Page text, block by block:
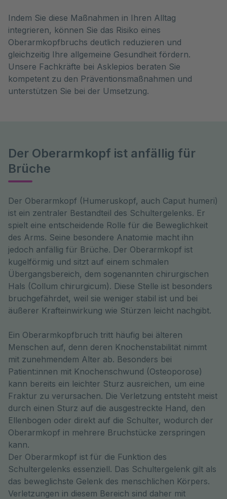
Indem Sie diese Maßnahmen in Ihren Alltag
integrieren, können Sie das Risiko eines
Oberarmkopfbruchs deutlich reduzieren und
gleichzeitig Ihre allgemeine Gesundheit fördern.
Unsere Fachkräfte bei Asklepios beraten Sie
kompetent zu den Präventionsmaßnahmen und
unterstützen Sie bei der Umsetzung.
Der Oberarmkopf ist anfällig für
Brüche
Der Oberarmkopf (Humeruskopf, auch Caput humeri)
ist ein zentraler Bestandteil des Schultergelenks. Er
spielt eine entscheidende Rolle für die Beweglichkeit
des Arms. Seine besondere Anatomie macht ihn
jedoch anfällig für Brüche. Der Oberarmkopf ist
kugelförmig und sitzt auf einem schmalen
Übergangsbereich, dem sogenannten chirurgischen
Hals (Collum chirurgicum). Diese Stelle ist besonders
bruchgefährdet, weil sie weniger stabil ist und bei
äußerer Krafteinwirkung wie Stürzen leicht nachgibt.
Ein Oberarmkopfbruch tritt häufig bei älteren
Menschen auf, denn deren Knochenstabilität nimmt
mit zunehmendem Alter ab. Besonders bei
Patient:innen mit Knochenschwund (Osteoporose)
kann bereits ein leichter Sturz ausreichen, um eine
Fraktur zu verursachen. Die Verletzung entsteht meist
durch einen Sturz auf die ausgestreckte Hand, den
Ellenbogen oder direkt auf die Schulter, wodurch der
Oberarmkopf in mehrere Bruchstücke zerspringen
kann.
Der Oberarmkopf ist für die Funktion des
Schultergelenks essenziell. Das Schultergelenk gilt als
das beweglichste Gelenk des menschlichen Körpers.
Verletzungen in diesem Bereich sind daher mit